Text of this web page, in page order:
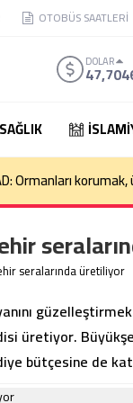
OTOBÜS SAATLERİ
DOLAR
SAĞLIK
Akdeniz
seralarında üretiliyor
üretiyor.
bütçesine de